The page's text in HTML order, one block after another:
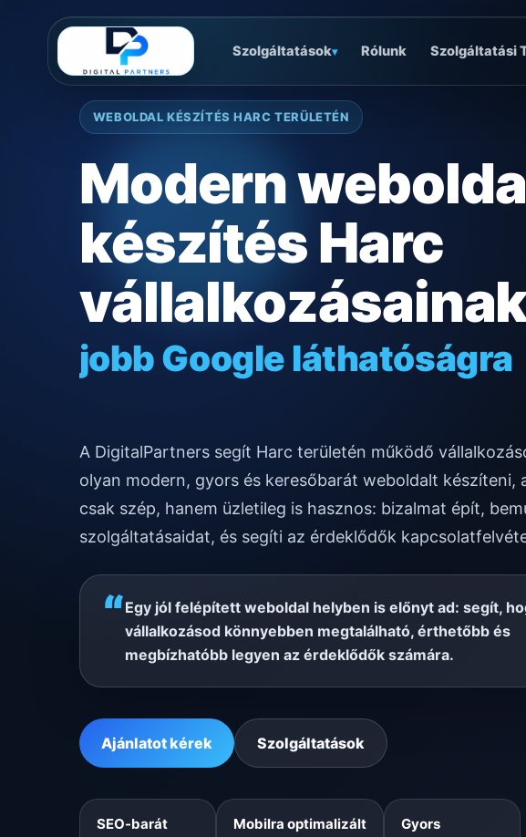
Szolgáltatások▾ Rólunk Szolgáltatási
WEBOLDAL KÉSZÍTÉS HARC TERÜLETÉN
Modern
készítés Harc
jobb Google láthatóságra
gyors mobilos működésre
A DigitalPartners segít Harc területén működő
olyan modern, gyors és keresőbarát weboldalt készíteni,
csak szép, hanem üzletileg is hasznos: bizalmat épít,
szolgáltatásaidat, és segíti az érdeklődők
“Egy jól felépített weboldal helyben is előnyt ad: segít,
vállalkozásod könnyebben megtalálható, érthetőbb és
megbízhatóbb legyen az érdeklődők számára.
Ajánlatot kérek Szolgáltatások
SEO-barát Mobilra optimalizált Gyors